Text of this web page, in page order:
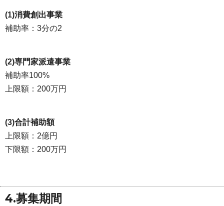
(1)消費創出事業
補助率：3分の2
(2)専門家派遣事業
補助率100%
上限額：200万円
(3)合計補助額
上限額：2億円
下限額：200万円
4.募集期間